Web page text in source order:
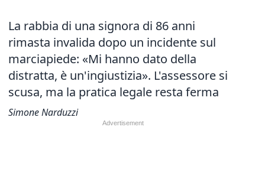
La rabbia di una signora di 86 anni
rimasta invalida dopo un incidente sul
marciapiede: «Mi hanno dato della
distratta, è un'ingiustizia». L'assessore si
scusa, ma la pratica legale resta ferma
Simone Narduzzi